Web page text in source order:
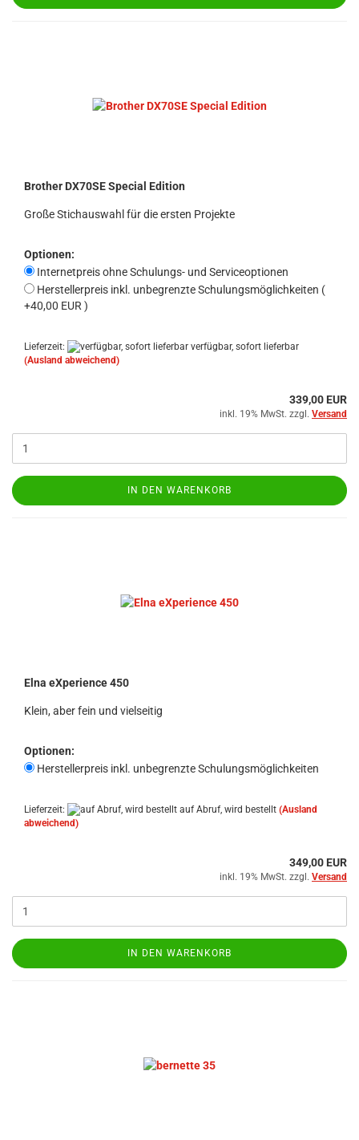
Brother DX70SE Special Edition
Große Stichauswahl für die ersten Projekte
Optionen:
Internetpreis ohne Schulungs- und Serviceoptionen
Herstellerpreis inkl. unbegrenzte Schulungsmöglichkeiten (
+40,00 EUR )
Lieferzeit:
verfügbar, sofort lieferbar
(Ausland abweichend)
339,00 EUR
inkl. 19% MwSt. zzgl. Versand
IN DEN WARENKORB
Elna eXperience 450
Klein, aber fein und vielseitig
Optionen:
Herstellerpreis inkl. unbegrenzte Schulungsmöglichkeiten
Lieferzeit: auf Abruf, wird bestellt (Ausland
abweichend)
349,00 EUR
inkl. 19% MwSt. zzgl. Versand
IN DEN WARENKORB